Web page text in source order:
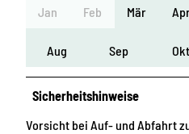
Jan Feb Mär
Aug Sep Okt
Sicherheitshinweise
Vorsicht bei Auf- und Abfahrt